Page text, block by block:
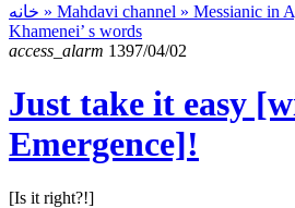
» Mahdavi channel » Messianic in
Khamenei’ s words
access_alarm 1397/04/02
Just take it easy
Emergence]!
[Is it right?!]